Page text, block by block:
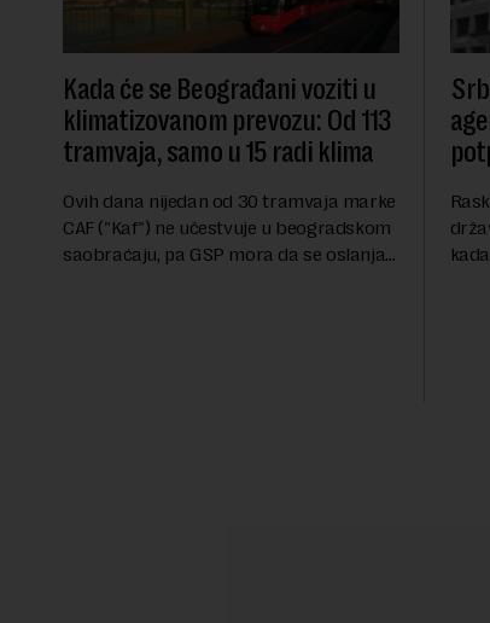
Kada će se Beograđani voziti u
klimatizovanom prevozu: Od 113
tramvaja, samo u 15 radi klima
Ovih dana nijedan od 30 tramvaja marke
CAF ("Kaf") ne učestvuje u beogradskom
saobraćaju, pa GSP mora da se oslanja